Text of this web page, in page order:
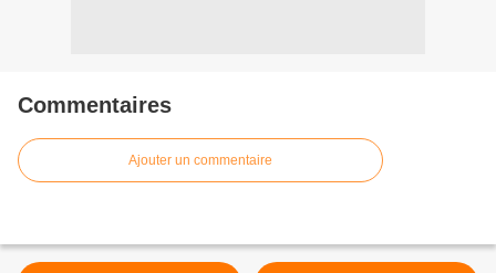
Commentaires
Ajouter un commentaire